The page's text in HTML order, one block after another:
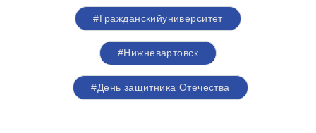
#Гражданскийуниверситет
#Нижневартовск
#День защитника Отечества